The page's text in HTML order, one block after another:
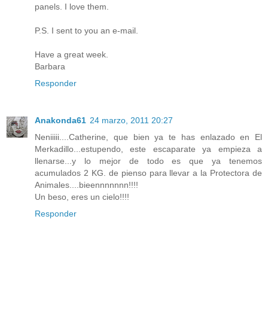
panels. I love them.
P.S. I sent to you an e-mail.
Have a great week.
Barbara
Responder
Anakonda61 24 marzo, 2011 20:27
Neniiiii....Catherine, que bien ya te has enlazado en El
Merkadillo...estupendo, este escaparate ya empieza a
llenarse...y lo mejor de todo es que ya tenemos
acumulados 2 KG. de pienso para llevar a la Protectora de
Animales....bieennnnnnn!!!!
Un beso, eres un cielo!!!!
Responder